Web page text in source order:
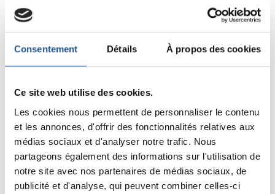
Consentement Détails À propos des cookies
Ce site web utilise des cookies.
Les cookies nous permettent de personnaliser le contenu
et les annonces, d'offrir des fonctionnalités relatives aux
médias sociaux et d'analyser notre trafic. Nous
partageons également des informations sur l'utilisation de
notre site avec nos partenaires de médias sociaux, de
publicité et d'analyse, qui peuvent combiner celles-ci
Partagez sur :